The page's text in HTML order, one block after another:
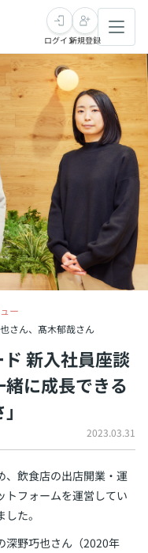
ログイン新規登録
ー
さん、髙木郁哉さん
新入社員座談
緒に成長できる
2023.03.31
、飲食店の出店開業・運
トフォームを運営してい
た。
深野巧也さん（2020年